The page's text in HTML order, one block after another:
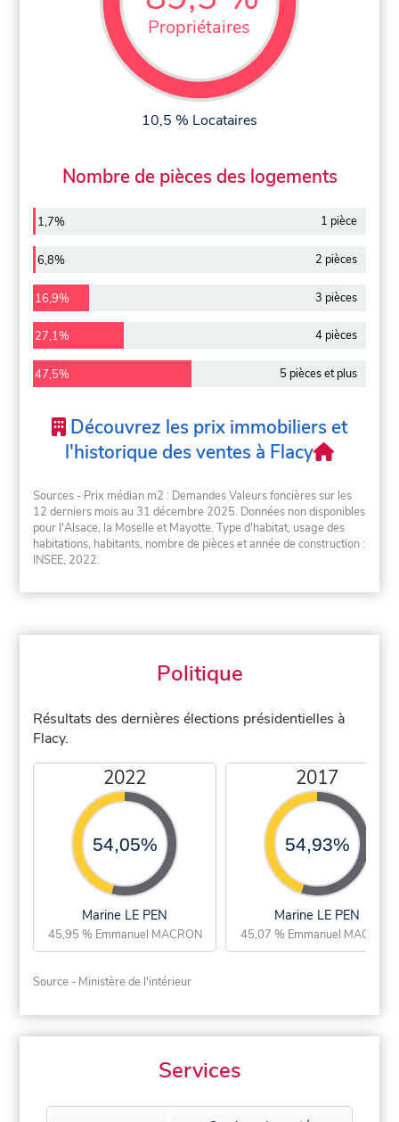
Propriétaires
10,5 % Locataires
Nombre de pièces des logements
1,7% 1 pièce
6,8% 2 pièces
16,9% 3 pièces
27,1% 4 pièces
47,5% 5 pièces et plus
Découvrez les prix immobiliers et
l'historique des ventes à Flacy
Sources - Prix médian m2 : Demandes Valeurs foncières sur les
12 derniers mois au 31 décembre 2025. Données non disponibles
pour l'Alsace, la Moselle et Mayotte. Type d'habitat, usage des
habitations, habitants, nombre de pièces et année de construction :
INSEE, 2022.
Politique
Résultats des dernières élections présidentielles à
Flacy.
2022
54,05%
Marine LE PEN
45,95 % Emmanuel MACRON
2017
54,93%
Marine LE PEN
45,07 % Emmanuel MACRON
Source - Ministère de l'intérieur
Services